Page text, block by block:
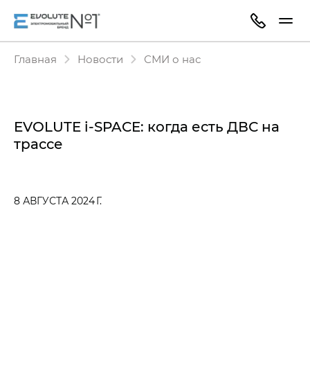
Главная Новости СМИ о нас
EVOLUTE i‑SPACE: когда есть ДВС на
трассе
8 АВГУСТА 2024 Г.